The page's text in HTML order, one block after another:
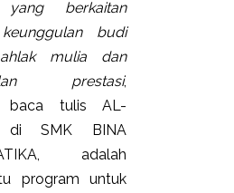
yang berkaitan
budi
mulia dan
prestasi,
baca tulis AL-
di SMK BINA
adalah
program untuk